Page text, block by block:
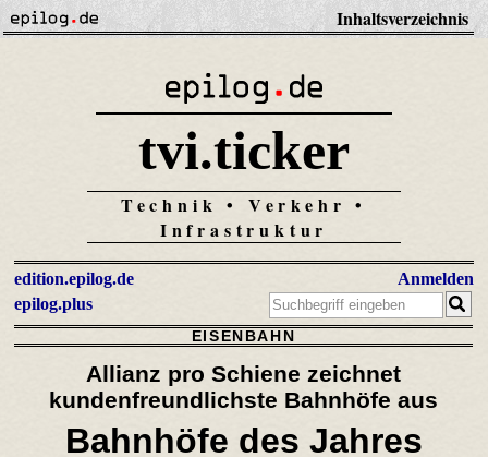
Inhaltsverzeichnis
tvi.ticker
Technik • Verkehr •
Infrastruktur
edition.epilog.de
epilog.plus
Anmelden
EISENBAHN
Allianz pro Schiene zeichnet
kundenfreundlichste Bahnhöfe aus
Bahnhöfe des Jahres